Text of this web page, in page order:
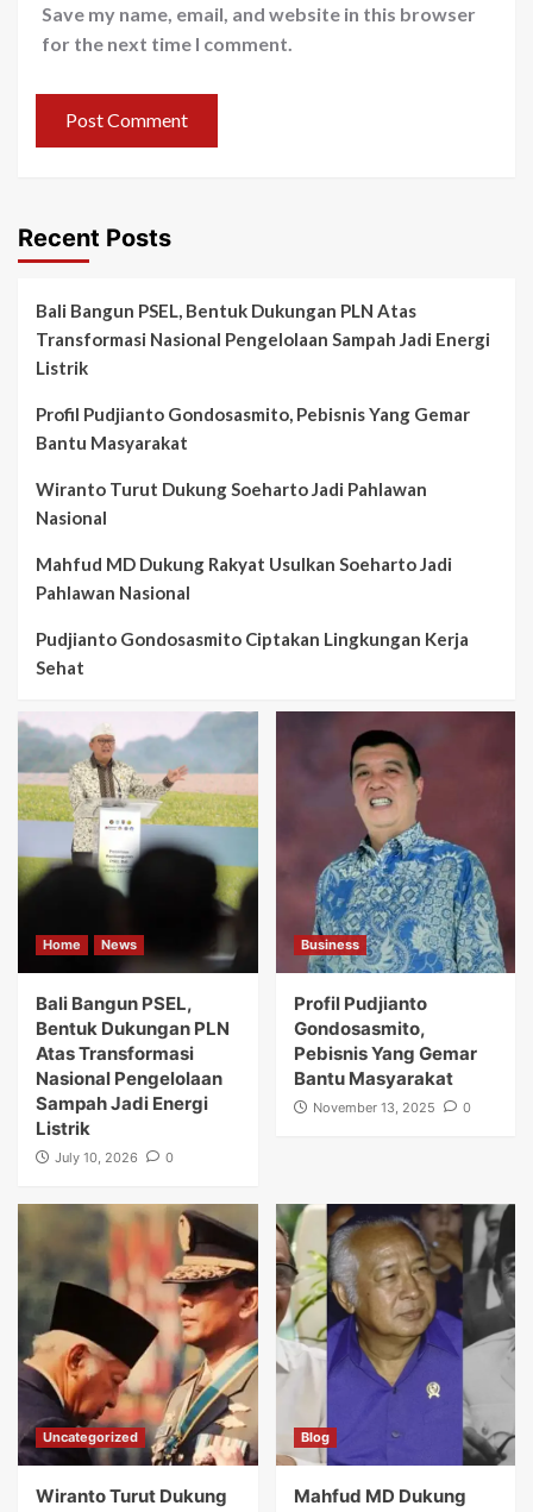
Save my name, email, and website in this browser
for the next time I comment.
Recent Posts
Bali Bangun PSEL, Bentuk Dukungan PLN Atas
Transformasi Nasional Pengelolaan Sampah Jadi Energi
Listrik
Profil Pudjianto Gondosasmito, Pebisnis Yang Gemar
Bantu Masyarakat
Wiranto Turut Dukung Soeharto Jadi Pahlawan
Nasional
Mahfud MD Dukung Rakyat Usulkan Soeharto Jadi
Pahlawan Nasional
Pudjianto Gondosasmito Ciptakan Lingkungan Kerja
Sehat
Home News
Bali Bangun PSEL,
Bentuk Dukungan PLN
Atas Transformasi
Nasional Pengelolaan
Sampah Jadi Energi
Listrik
July 10, 2026 0
Business
Profil Pudjianto
Gondosasmito,
Pebisnis Yang Gemar
Bantu Masyarakat
November 13, 2025 0
Uncategorized
Wiranto Turut Dukung
Blog
Mahfud MD Dukung